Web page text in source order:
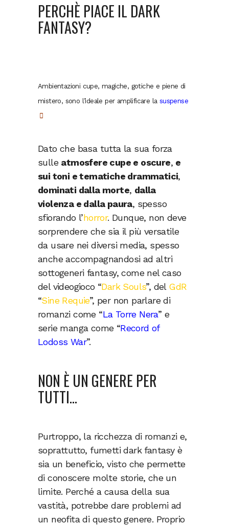
PERCHÈ PIACE IL DARK
FANTASY?
Ambientazioni cupe, magiche, gotiche e piene di
mistero, sono l’ideale per amplificare la suspense
Dato che basa tutta la sua forza
sulle atmosfere cupe e oscure, e
sui toni e tematiche drammatici,
dominati dalla morte, dalla
violenza e dalla paura, spesso
sfiorando l’horror. Dunque, non deve
sorprendere che sia il più versatile
da usare nei diversi media, spesso
anche accompagnandosi ad altri
sottogeneri fantasy, come nel caso
del videogioco “Dark Souls”, del GdR
“Sine Requie”, per non parlare di
romanzi come “La Torre Nera” e
serie manga come “Record of
Lodoss War”.
NON È UN GENERE PER
TUTTI…
Purtroppo, la ricchezza di romanzi e,
soprattutto, fumetti dark fantasy è
sia un beneficio, visto che permette
di conoscere molte storie, che un
limite. Perché a causa della sua
vastità, potrebbe dare problemi ad
un neofita di questo genere. Proprio